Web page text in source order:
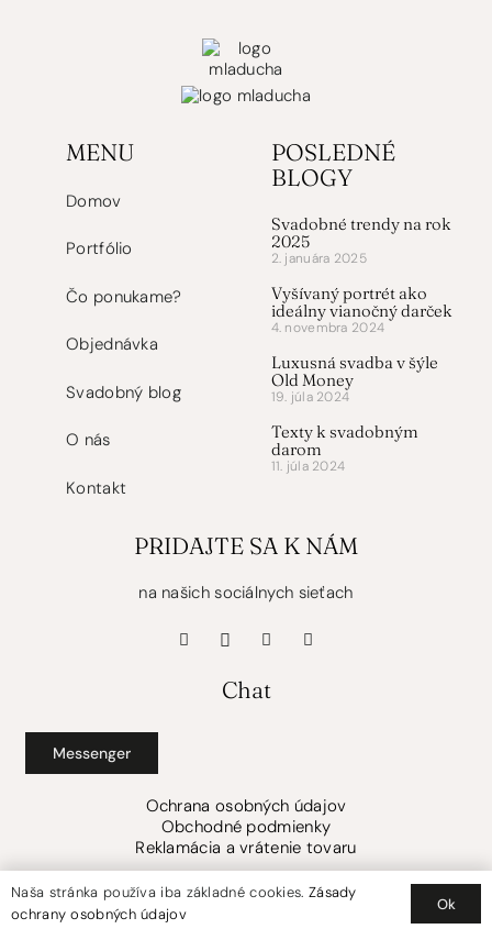
MENU
Domov
Portfólio
Čo ponukame?
Objednávka
Svadobný blog
O nás
Kontakt
POSLEDNÉ
BLOGY
Svadobné trendy na rok
2025
2. januára 2025
Vyšívaný portrét ako
ideálny vianočný darček
4. novembra 2024
Luxusná svadba v šýle
Old Money
19. júla 2024
Texty k svadobným
darom
11. júla 2024
PRIDAJTE SA K NÁM
na našich sociálnych sieťach
Chat
Messenger
Ochrana osobných údajov
Obchodné podmienky
Reklamácia a vrátenie tovaru
Mladucha 2025 © Nie sme platcovia dph.
Naša stránka používa iba základné cookies. Zásady
ochrany osobných údajov
Ok